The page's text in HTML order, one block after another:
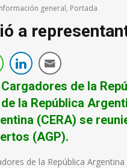
general, Portada
a
de la
la República
(CERA) se
(AGP).
de la República